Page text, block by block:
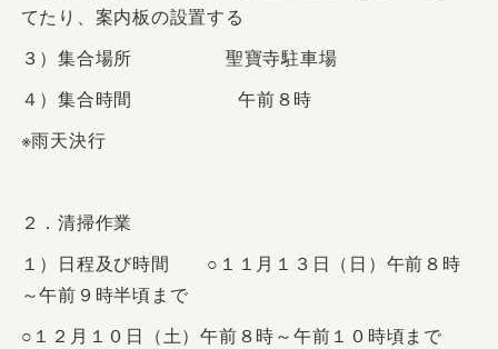
てたり、案内板の設置する
３）集合場所 聖寶寺駐車場
４）集合時間 午前８時
※雨天決行
２．清掃作業
１）日程及び時間 ○１１月１３日（日）午前８時
～午前９時半頃まで
○１２月１０日（土）午前８時～午前１０時頃まで